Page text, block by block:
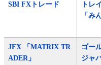
SBI FXトレード
トレ
「み
JFX 「MATRIX TR
ADER」
ゴー
ジャ